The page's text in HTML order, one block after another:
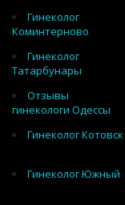
Гинеколог
Коминтерново
Гинеколог
Татарбунары
Отзывы
гинекологи Одессы
Гинеколог Котовск
Гинеколог Южный